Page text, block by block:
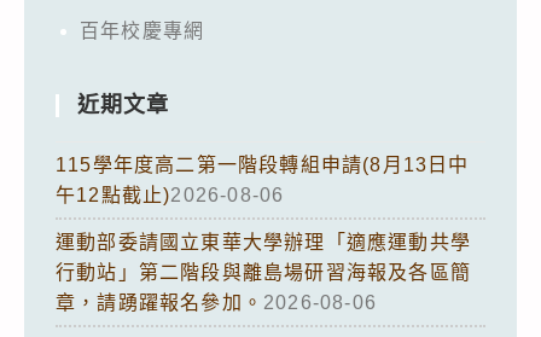
百年校慶專網
近期文章
115學年度高二第一階段轉組申請(8月13日中
午12點截止)2026-08-06
運動部委請國立東華大學辦理「適應運動共學
行動站」第二階段與離島場研習海報及各區簡
章，請踴躍報名參加。 2026-08-06